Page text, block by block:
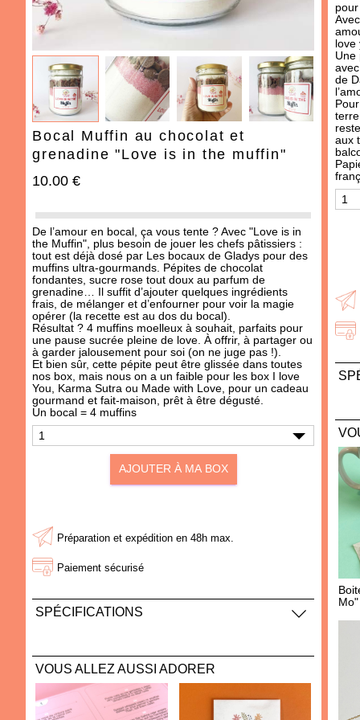
Bocal Muffin au chocolat et
grenadine "Love is in the muffin"
10.00 €
De l’amour en bocal, ça vous tente ? Avec "Love is in
the Muffin", plus besoin de jouer les chefs pâtissiers :
tout est déjà dosé par Les bocaux de Gladys pour des
muffins ultra-gourmands. Pépites de chocolat
fondantes, sucre rose tout doux au parfum de
grenadine… Il suffit d’ajouter quelques ingrédients
frais, de mélanger et d’enfourner pour voir la magie
opérer (la recette est au dos du bocal).
Résultat ? 4 muffins moelleux à souhait, parfaits pour
une pause sucrée pleine de love. À offrir, à partager ou
à garder jalousement pour soi (on ne juge pas !).
Et bien sûr, cette pépite peut être glissée dans toutes
nos box, mais nous on a un faible pour les box I love
You
Karma Sutra ou Made with Love , pour un cadeau
gourmand et fait-maison, prêt à être dégusté.
Un bocal = 4 muffins
AJOUTER À MA BOX
Préparation et expédition en 48h max.
Paiement sécurisé
SPÉCIFICATIONS
grenadine 15% (sucre de betterave, arôme naturel,
ccolorant naturel E162), chocolat au lait (sucre,
beurre de caco, poudre de lait, pâte de cacao,
lactoserum en poudre, matière grasse laitière,
VOUS ALLEZ AUSSI ADORER
love
Une
de
aux
de
70
OCCASIONS
THÈMES
487 produits
AJOUTER À MA BOX
Moutarde à l'ancienne -
douce
3.90 €
AJOUTER À MA BOX
Moutarde au piment
3.90 €
Sachet de cookies Brewkies
- Choco noisette
3.60 €
Cream"
VICTIME DE SON SUCCÈS !